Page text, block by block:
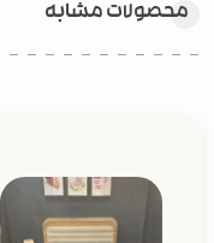
محصولات مشابه